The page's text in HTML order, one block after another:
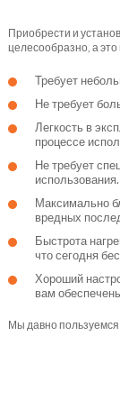
Приобрести и
целесообразно, а
Требует
Не требует
Легкость в
процессе
Не требует
использования.
Максимально
вредных
Быстрота
что сегодня
Хороший
вам
Мы давно